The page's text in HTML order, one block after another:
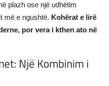
plazh ose një udhëtim
më e ngushtë. Kohërat e lirë
por vera i kthen ato në
Një Kombinim i